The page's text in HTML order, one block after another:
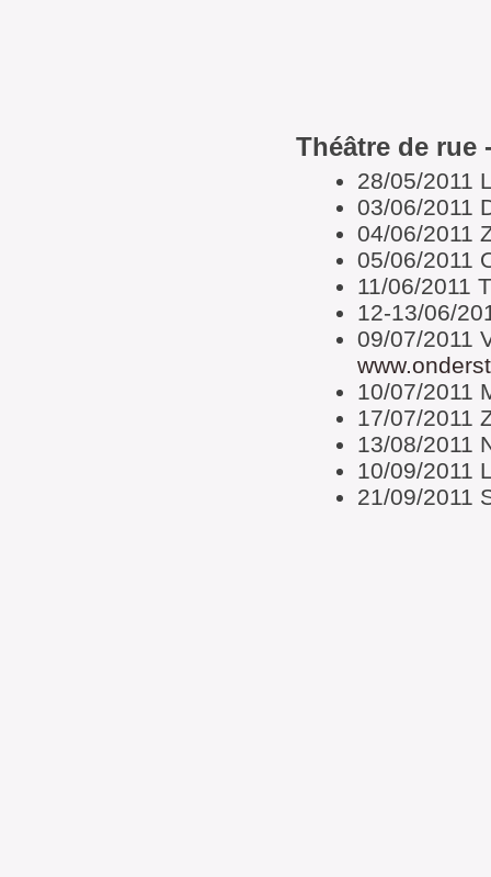
Théâtre de rue
28/05/2011
03/06/2011
04/06/2011
05/06/2011
11/06/2011
12-13/06/
09/07/2011
10/07/2011
17/07/2011
13/08/2011
10/09/2011
21/09/2011